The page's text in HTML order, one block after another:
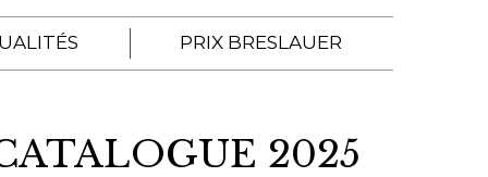
PRIX BRESLAUER
SOUMISSIONS 2026
2025